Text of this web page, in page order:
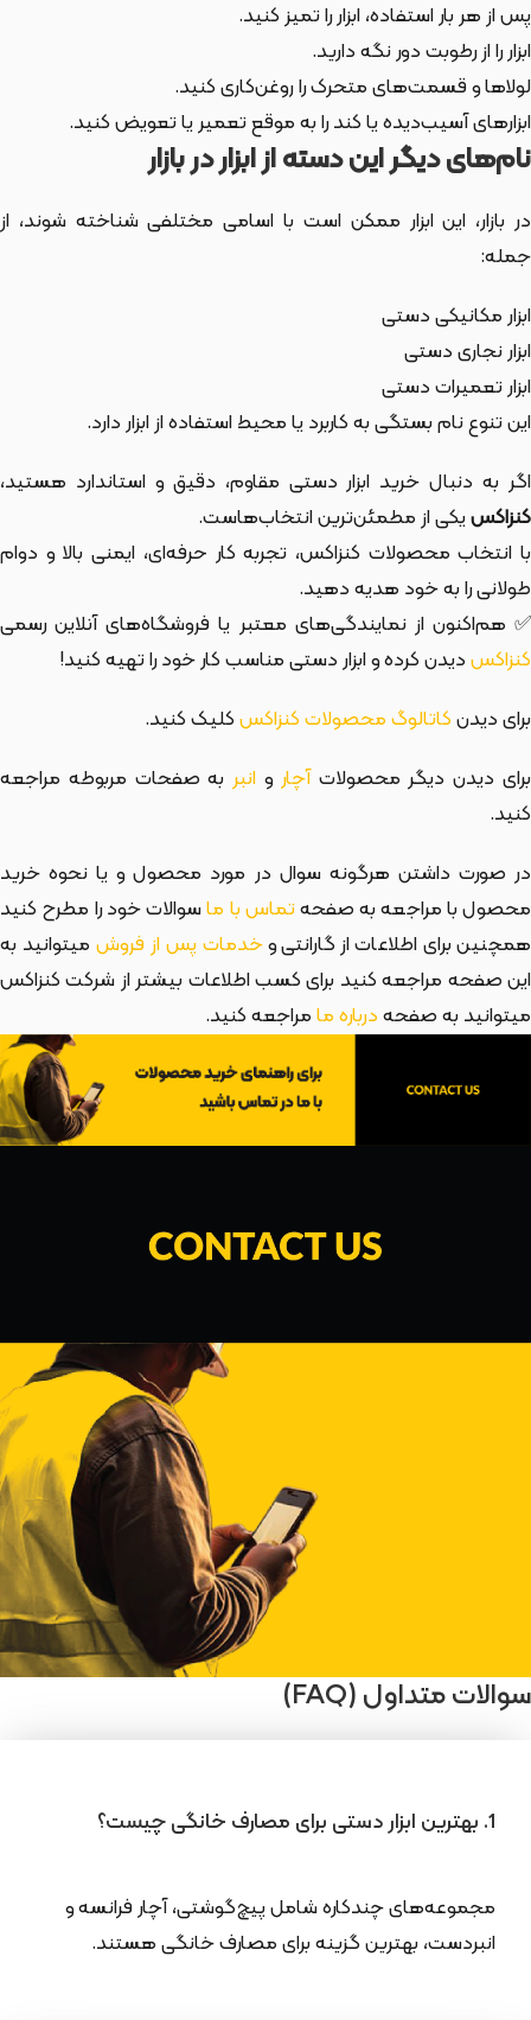
پس از هر بار استفاده، ابزار را تمیز کنید.
ابزار را از رطوبت دور نگه دارید.
لولاها و قسمت‌های متحرک را روغن‌کاری کنید.
ابزارهای آسیب‌دیده یا کند را به موقع تعمیر یا تعویض کنید.
نام‌های دیگر این دسته از ابزار در بازار
در بازار، این ابزار ممکن است با اسامی مختلفی شناخته شوند، از
جمله:
ابزار مکانیکی دستی
ابزار نجاری دستی
ابزار تعمیرات دستی
این تنوع نام بستگی به کاربرد یا محیط استفاده از ابزار دارد.
اگر به دنبال خرید ابزار دستی مقاوم، دقیق و استاندارد هستید،
کنزاکسیکی از مطمئن‌ترین انتخاب‌هاست.
با انتخاب محصولات کنزاکس، تجربه کار حرفه‌ای، ایمنی بالا و دوام
طولانی را به خود هدیه دهید.
✅ هم‌اکنون از نمایندگی‌های معتبر یا فروشگاه‌های آنلاین رسمی
کنزاکسدیدن کرده و ابزار دستی مناسب کار خود را تهیه کنید!
برای دیدنکاتالوگ محصولات کنزاکسکلیک کنید.
برای دیدن دیگر محصولاتآچار و انبربه صفحات مربوطه مراجعه
کنید.
در صورت داشتن هرگونه سوال در مورد محصول و یا نحوه خرید
محصول با مراجعه به صفحهتماس با ماسوالات خود را مطرح کنید
همچنین برای اطلاعات از گارانتی وخدمات پس از فروش میتوانید به
این صفحه مراجعه کنید برای کسب اطلاعات بیشتر از شرکت کنزاکس
میتوانید به صفحهدرباره مامراجعه کنید.
سوالات متداول (FAQ)
1. بهترین ابزار دستی برای مصارف خانگی چیست؟
مجموعه‌های چندکاره شامل پیچ‌گوشتی، آچار فرانسه و
انبردست، بهترین گزینه برای مصارف خانگی هستند.